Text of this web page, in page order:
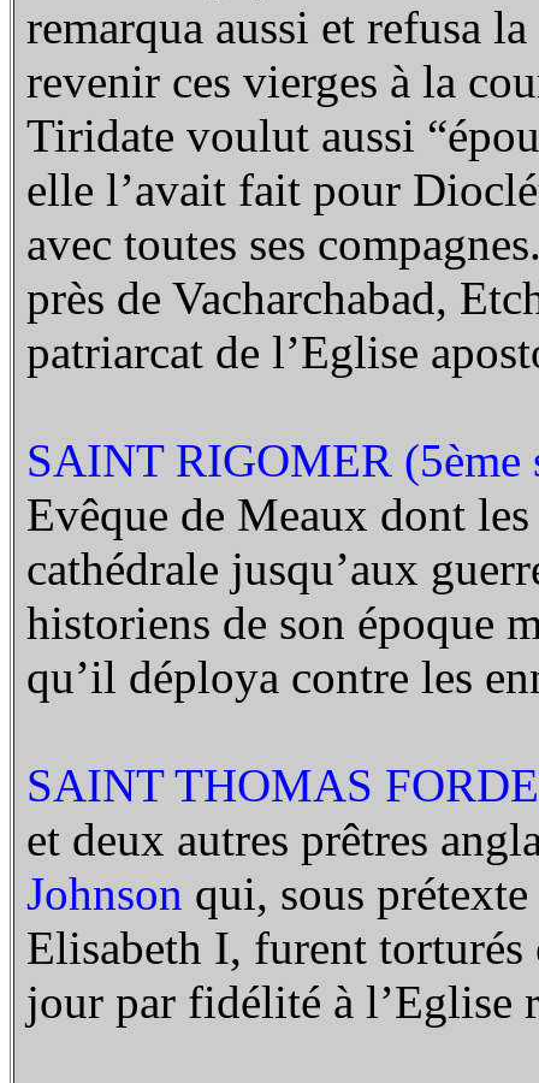
remarqua aussi et refusa
revenir ces vierges à la
Tiridate voulut aussi
elle l’avait fait pour
avec toutes ses
près de Vacharchabad,
patriarcat de l’Eglise
SAINT RIGOMER (5ème
Evêque de Meaux dont
cathédrale jusqu’aux
historiens de son époque
qu’il déploya contre les
SAINT THOMAS
et deux autres prêtres
Johnson qui, sous
Elisabeth I, furent torturés
jour par fidélité à l’Eglise